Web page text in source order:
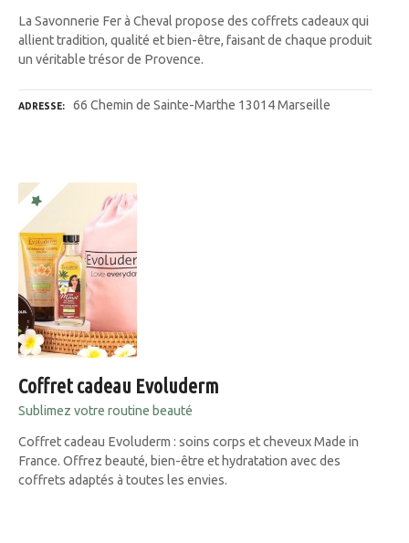
La Savonnerie Fer à Cheval propose des coffrets cadeaux qui
allient tradition, qualité et bien-être, faisant de chaque produit
un véritable trésor de Provence.
ADRESSE 66 Chemin de Sainte-Marthe 13014 Marseille
Coffret cadeau Evoluderm
Sublimez votre routine beauté
Coffret cadeau Evoluderm : soins corps et cheveux Made in
France. Offrez beauté, bien-être et hydratation avec des
coffrets adaptés à toutes les envies.